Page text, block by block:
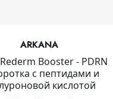
ARKANA
Booster - PDRN
с пептидами и
кислотой